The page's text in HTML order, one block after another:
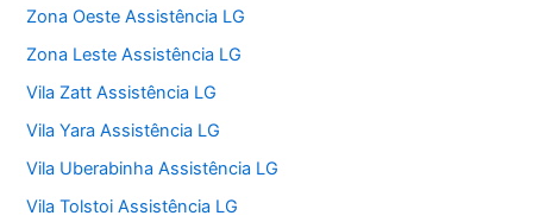
Zona Oeste Assistência LG
Zona Leste Assistência LG
Vila Zatt Assistência LG
Vila Yara Assistência LG
Vila Uberabinha Assistência LG
Vila Tolstoi Assistência LG